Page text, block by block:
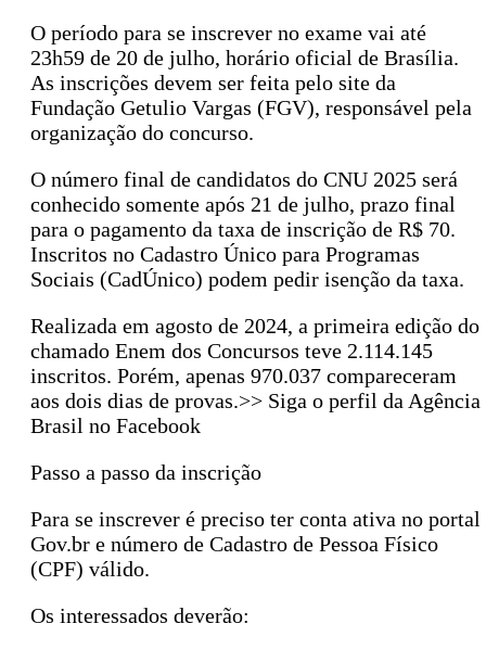
O período para se inscrever no exame vai até
23h59 de 20 de julho, horário oficial de Brasília.
As inscrições devem ser feita pelo site da
Fundação Getulio Vargas (FGV), responsável pela
organização do concurso.
O número final de candidatos do CNU 2025 será
conhecido somente após 21 de julho, prazo final
para o pagamento da taxa de inscrição de R$ 70.
Inscritos no Cadastro Único para Programas
Sociais (CadÚnico) podem pedir isenção da taxa.
Realizada em agosto de 2024, a primeira edição do
chamado Enem dos Concursos teve 2.114.145
inscritos. Porém, apenas 970.037 compareceram
aos dois dias de provas.>> Siga o perfil da Agência
Brasil no Facebook
Passo a passo da inscrição
Para se inscrever é preciso ter conta ativa no portal
Gov.br e número de Cadastro de Pessoa Físico
(CPF) válido.
Os interessados deverão: